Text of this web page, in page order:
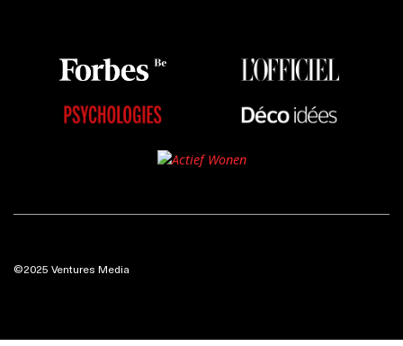
©2025 Ventures Media